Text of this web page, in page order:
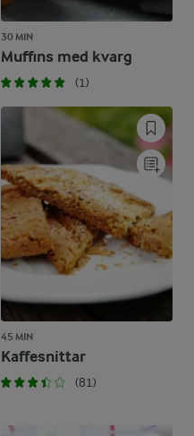
30 MIN
Muffins med kvarg
(1)
45 MIN
Kaffesnittar
(81)